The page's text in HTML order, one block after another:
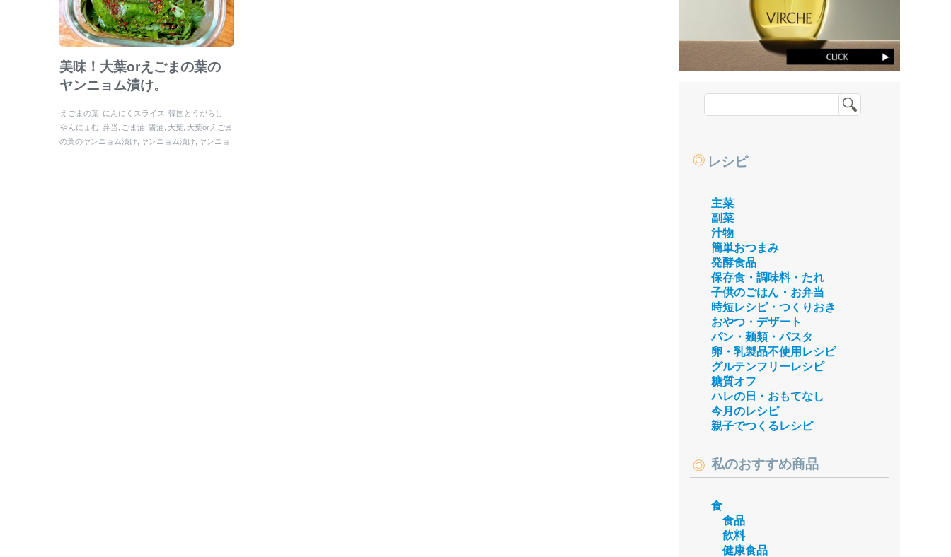
美味！大葉orえごまの葉の
ヤンニョム漬け。
えごまの葉 にんにくスライス 韓国とうがらし
やんにょむ 弁当 ごま油 醤油 大葉 大葉orえごま
の葉のヤンニョム漬け ヤンニョム漬け ヤンニョ
レシピ
主菜
副菜
汁物
簡単おつまみ
発酵食品
保存食・調味料・たれ
子供のごはん・お弁当
時短レシピ・つくりおき
おやつ・デザート
パン・麺類・パスタ
卵・乳製品不使用レシピ
グルテンフリーレシピ
糖質オフ
ハレの日・おもてなし
今月のレシピ
親子でつくるレシピ
私のおすすめ商品
食
食品
飲料
健康食品